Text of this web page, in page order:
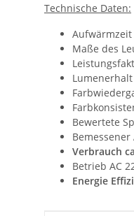
Technische Daten:
Aufwärmzeit
Maße des
Bewertete
Verbrauch
Betrieb AC
Energie